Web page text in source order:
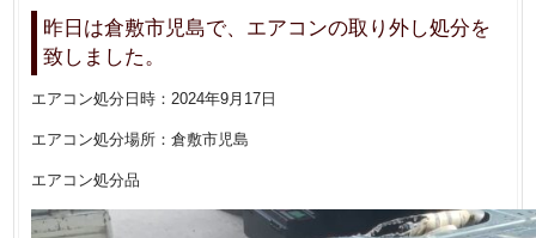
昨日は倉敷市児島で、エアコンの取り外し処分を
致しました。
エアコン処分日時：2024年9月17日
エアコン処分場所：倉敷市児島
エアコン処分品